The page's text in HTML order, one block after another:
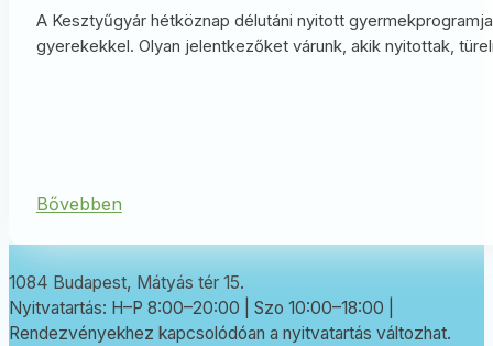
A Kesztyűgyár hétköznap délutáni nyitott
gyerekekkel. Olyan jelentkezőket várunk, akik nyitottak,
Bővebben
1084 Budapest, Mátyás tér 15.
Nyitvatartás: H–P 8:00–20:00 | Szo 10:00–18:00 |
Rendezvényekhez kapcsolódóan a nyitvatartás változhat.